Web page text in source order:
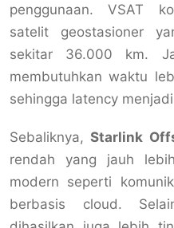
penggunaan. VSAT
satelit geostasioner
sekitar 36.000 km.
membutuhkan waktu
sehingga latency
Sebaliknya,Starlink
rendah yang jauh
modern seperti
berbasis cloud.